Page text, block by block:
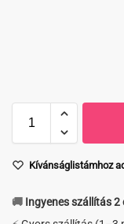
Kívánságlistámhoz
🚚 Ingyenes